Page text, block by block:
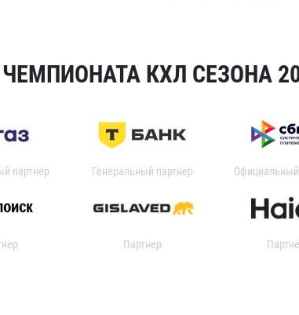
КХЛ СЕЗОНА
партнер Генеральный партнер Официальный
Партнер